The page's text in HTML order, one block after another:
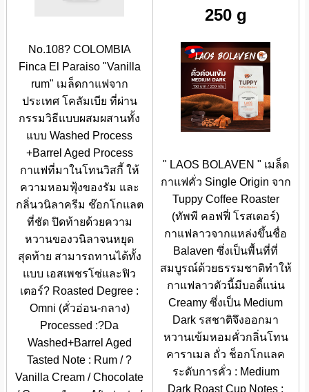
No.108? COLOMBIA
Finca El Paraiso "Vanilla
rum" เมล็ดกาแฟจาก
ประเทศ โคลัมเบีย ที่ผ่าน
กรรมวิธีแบบผสมผสานทั้ง
แบบ Washed Process
+Barrel Aged Process
กาแฟที่มาในโทนวิสกี้ ให้
ความหอมฟุ้งของรัม และ
กลิ่นวนิลาครีม ช๊อกโกแลต
ที่ชัด ปิดท้ายด้วยความ
หวานของวนิลาจนหยุด
สุดท้าย สามารถทานได้ทั้ง
แบบ เอสเพชรโซ่และฟิว
เตอร์? Roasted Degree :
Omni (คั่วอ่อน-กลาง)
Processed :?Da
Washed+Barrel Aged
Tasted Note : Rum / ?
Vanilla Cream / Chocolate
250 g
" LAOS BOLAVEN " เมล็ด
กาแฟคั่ว Single Origin จาก
Tuppy Coffee Roaster
(ทัพพี คอฟฟี่ โรสเตอร์)
กาแฟลาวจากแหล่งขึ้นชื่อ
Balaven ซึ่งเป็นพื้นที่ที่
สมบูรณ์ด้วยธรรมชาติทำให้
กาแฟลาวตัวนี้มีบอดี้แน่น
Creamy ซึ่งเป็น Medium
Dark รสชาติจึงออกมา
หวานเข้มหอมคั่วกลิ่นโทน
คาราเมล ถั่ว ช็อกโกแลค
ระดับการคั่ว : Medium
Dark Roast Cup Notes :